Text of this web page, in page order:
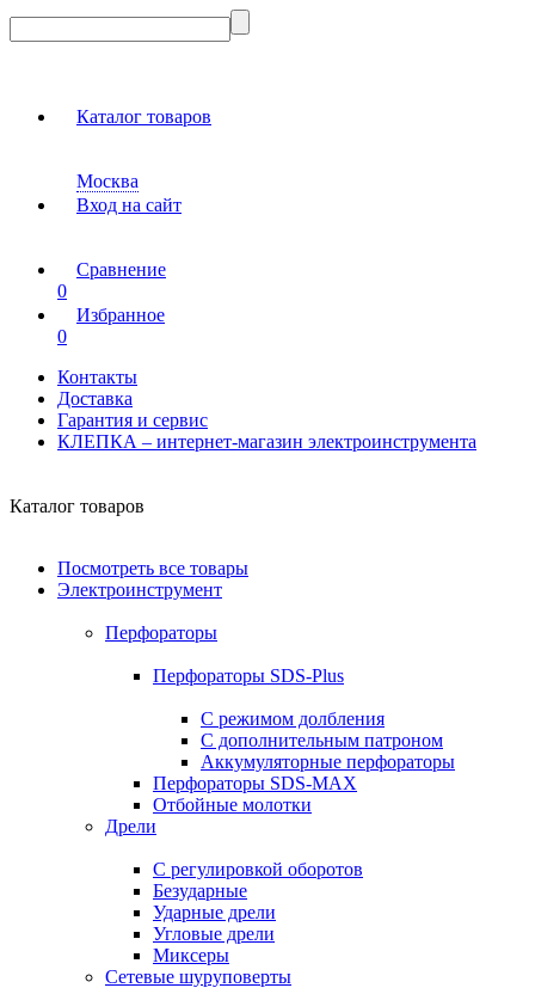
Каталог товаров
Москва
Вход на сайт
Сравнение
0
Избранное
0
Контакты
Доставка
Гарантия и сервис
КЛЕПКА – интернет-магазин электроинструмента
Каталог товаров
Посмотреть все товары
Электроинструмент
Перфораторы
Перфораторы SDS-Plus
С режимом долбления
С дополнительным патроном
Аккумуляторные перфораторы
Перфораторы SDS-MAX
Отбойные молотки
Дрели
С регулировкой оборотов
Безударные
Ударные дрели
Угловые дрели
Миксеры
Сетевые шуруповерты